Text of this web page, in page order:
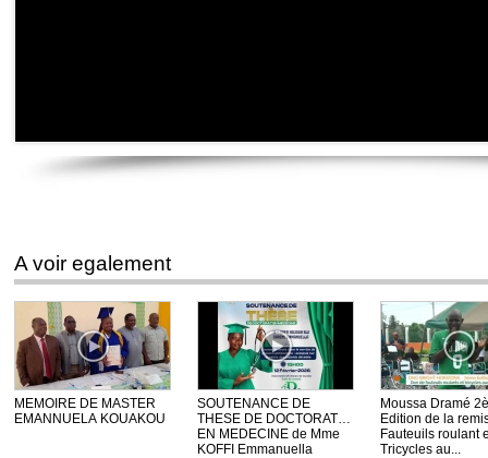
A voir egalement
MEMOIRE DE MASTER
EMANNUELA KOUAKOU
SOUTENANCE DE
THESE DE DOCTORAT
EN MEDECINE de Mme
KOFFI Emmanuella
Moussa Dramé
Edition de la
Fauteuils roulant
Tricycles au...